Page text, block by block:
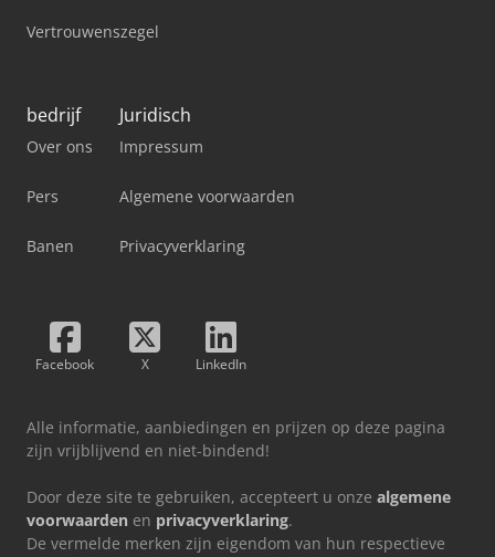
Vertrouwenszegel
bedrijf
Over ons
Pers
Banen
Juridisch
Impressum
Algemene voorwaarden
Privacyverklaring
Facebook X LinkedIn
Alle informatie, aanbiedingen en prijzen op deze pagina
zijn vrijblijvend en niet-bindend!
Door deze site te gebruiken, accepteert u onze algemene
voorwaarden en privacyverklaring.
De vermelde merken zijn eigendom van hun respectieve